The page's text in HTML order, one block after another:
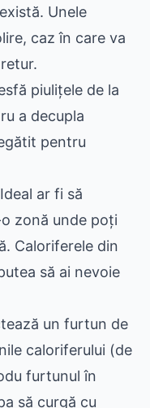
Unele
caz în care va
piulițele de la
a decupla
pentru
Ideal ar fi să
zonă unde poți
Caloriferele din
să ai nevoie
un furtun de
caloriferului (de
furtunul în
să curgă cu